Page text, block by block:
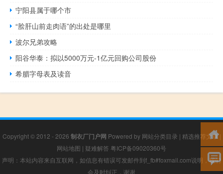
宁阳县属于哪个市
“脍肝山前走肉语”的出处是哪里
波尔兄弟攻略
阳谷华泰：拟以5000万元-1亿元回购公司股份
希腊字母表及读音
Copyright © 2012 - 2026 制衣厂门户网 Powered by 网站分类目录 | 精选推荐文章|
网站地图 | 疑难解答 粤ICP备09020360号
声明：本站内容来自互联网，如信息有错误可发邮件到f_fb#foxmail.com说明，我们
会及时纠正，谢谢